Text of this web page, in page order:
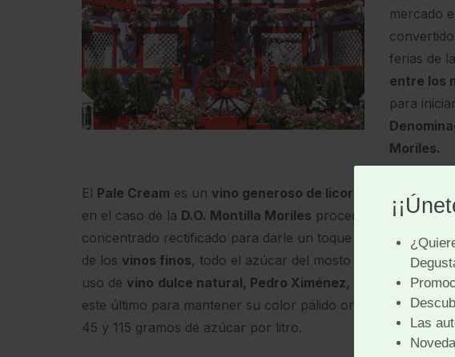
mercado
ferias de
entre los
para
Moriles.
El Pale Cream es un vino generoso de licor elaborado a
en el caso de la D.O. Montilla Moriles procede de un fino, al
concentrado rectificado para darle un toque de dulzor que
de los vinos finos, todo el azúcar del mosto proviene sólo
uso de vino dulce natural, Pedro Ximénez, en lugar de
este último para mantener su color pálido original y aromas
45 y 115 gramos de azúcar por litro.